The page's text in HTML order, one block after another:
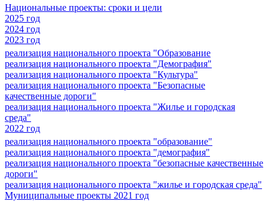
Национальные проекты: сроки и цели
2025 год
2024 год
2023 год
реализация национального проекта "Образование
реализация национального проекта "Демография"
реализация национального проекта "Культура"
реализация национального проекта "Безопасные
качественные дороги"
реализация национального проекта "Жилье и городская
среда"
2022 год
реализация национального проекта "образование"
реализация национального проекта "демография"
реализация национального проекта "безопасные качественные
дороги"
реализация национального проекта "жилье и городская среда"
Муниципальные проекты 2021 год